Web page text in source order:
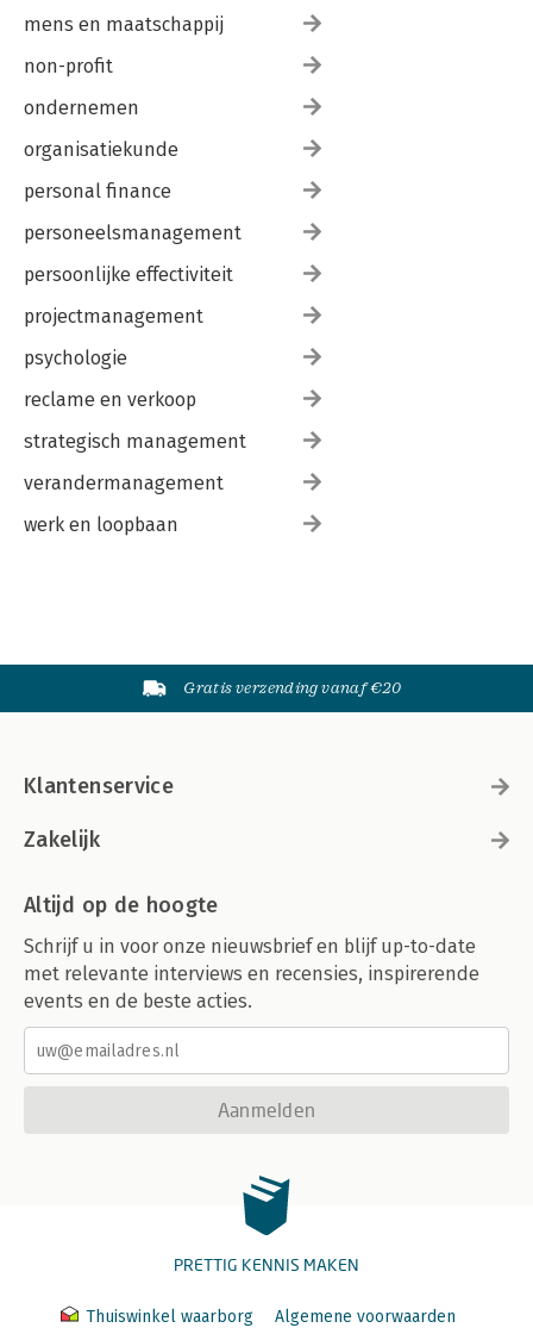
mens en maatschappij
non-profit
ondernemen
organisatiekunde
personal finance
personeelsmanagement
persoonlijke effectiviteit
projectmanagement
psychologie
reclame en verkoop
strategisch management
verandermanagement
werk en loopbaan
Gratis verzending vanaf €20
Klantenservice
Zakelijk
Altijd op de hoogte
Schrijf u in voor onze nieuwsbrief en blijf up-to-date
met relevante interviews en recensies, inspirerende
events en de beste acties.
Aanmelden
PRETTIG KENNIS MAKEN
Thuiswinkel waarborg Algemene voorwaarden